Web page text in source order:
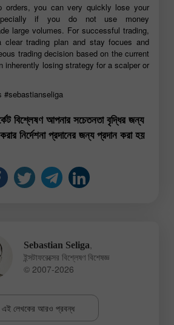
orders, you can very quickly lose your
if you do not use money
large volumes. For successful trading,
trading plan and stay focues and
trading decision based on the current
inherently losing strategy for a scalper or
#sebastianseliga
বিশ্লেষণ আপনার সচেতনতা বৃদ্ধির জন্য
নির্দেশনা প্রদানের জন্য প্রদান করা হয়
Sebastian Seliga
ইন্সটাফরেক্সের বিশ্লেষণ বিশেষজ্ঞ
© 2007-2026
এই লেখকের আরও প্রবন্ধ